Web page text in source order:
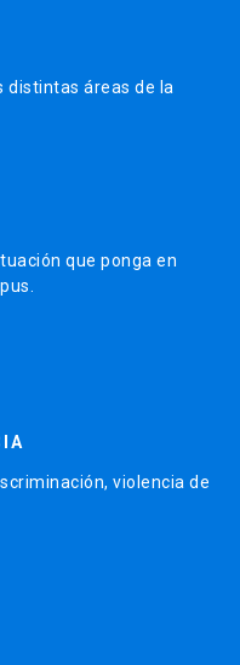
distintas áreas de la
que ponga en
violencia de